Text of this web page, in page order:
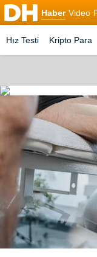
Haber Video
Hız Testi Kripto Para